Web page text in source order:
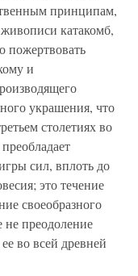
принципам,
катакомб,
пожертвовать
и
украшения, что
столетиях во
сил, вплоть до
это течение
своеобразного
не преодоление
во всей древней